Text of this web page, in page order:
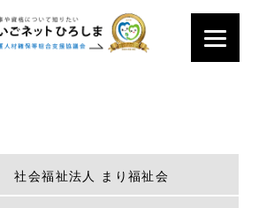
社会福祉法人 まり福祉会